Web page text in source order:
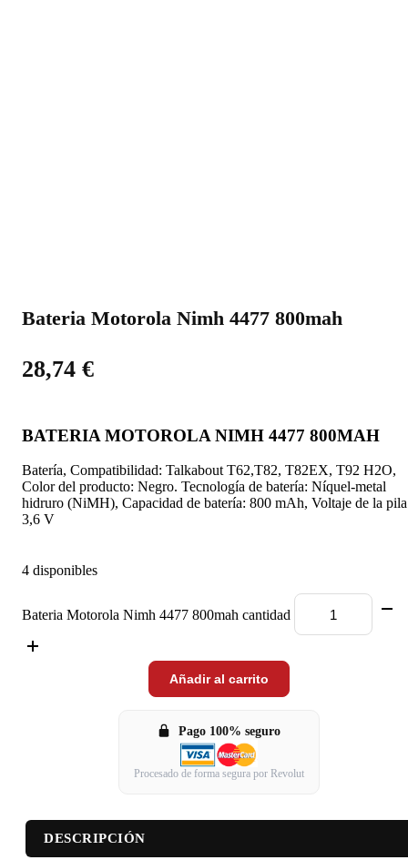
Bateria Motorola Nimh 4477 800mah
28,74 €
BATERIA MOTOROLA NIMH 4477 800MAH
Batería, Compatibilidad: Talkabout T62,T82, T82EX, T92 H2O,
Color del producto: Negro. Tecnología de batería: Níquel-metal
hidruro (NiMH), Capacidad de batería: 800 mAh, Voltaje de la
3,6 V
4 disponibles
Bateria Motorola Nimh 4477 800mah cantidad
Añadir al carrito
Pago 100% seguro
Procesado de forma segura por Revolut
DESCRIPCIÓN